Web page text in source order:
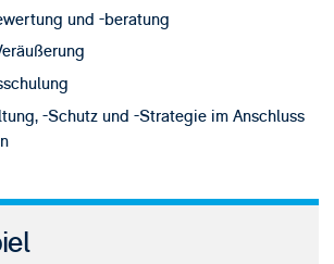
und -beratung
-Schutz und -Strategie im Anschluss